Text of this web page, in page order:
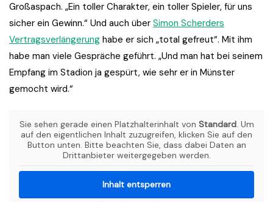
Großaspach. „Ein toller Charakter, ein toller Spieler, für uns
sicher ein Gewinn.“ Und auch über Simon Scherders
Vertragsverlängerung habe er sich „total gefreut“. Mit ihm
habe man viele Gespräche geführt. „Und man hat bei seinem
Empfang im Stadion ja gespürt, wie sehr er in Münster
gemocht wird.“
Sie sehen gerade einen Platzhalterinhalt von Standard. Um
auf den eigentlichen Inhalt zuzugreifen, klicken Sie auf den
Button unten. Bitte beachten Sie, dass dabei Daten an
Drittanbieter weitergegeben werden.
Inhalt entsperren